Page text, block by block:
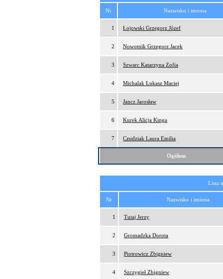
Nr Nazwisko i imiona
1 Łojowski Grzegorz Józef
2 Nowotnik Grzegorz Jacek
3 Szwarc Katarzyna Zofia
4 Michalak Łukasz Maciej
5 Jancz Jarosław
6 Kurek Alicja Kinga
7 Czudziak Laura Emilia
Ogółem
Lista
Nr Nazwisko i imiona
1 Tutaj Jerzy
2 Gromadzka Dorota
3 Piotrowicz Zbigniew
4 Szczygieł Zbigniew